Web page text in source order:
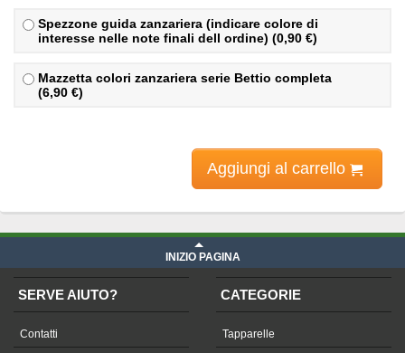
Spezzone guida zanzariera (indicare colore di
interesse nelle note finali dell ordine) (0,90 €)
Mazzetta colori zanzariera serie Bettio completa
(6,90 €)
Aggiungi al carrello
INIZIO PAGINA
SERVE AIUTO?
Contatti
CATEGORIE
Tapparelle